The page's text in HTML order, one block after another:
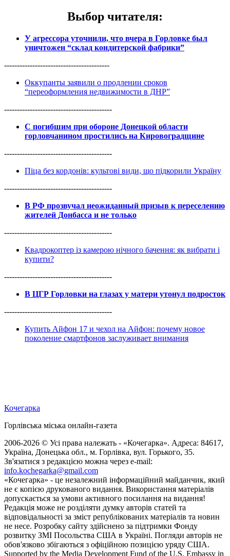
Выбор читателя:
У агрессора уточнили, что вчера в Горловке был
уничтожен “склад кондитерской фабрики”
-----------------------------------------
Оккупанты заявили о продлении сроков
“переоформления недвижимости в ДНР”
------------------------------------------
С погибшим при обороне Донецкой области
горловчанином простились на Кировоградщине
------------------------------------------
Піца без кордонів: культові види, що підкорили Україну
------------------------------------------
В РФ прозвучал неожиданный призыв к переселению
жителей Донбасса и не только
------------------------------------------
Квадрокоптер із камерою нічного бачення: як вибрати і
купити?
------------------------------------------
В ЦГР Горловки на глазах у матери утонул подросток
------------------------------------------
Купить Айфон 17 и чехол на Айфон: почему новое
поколение смартфонов заслуживает внимания
Кочегарка
Горлівська міська онлайн-газета
2006-2026 © Усі права належать - «Кочегарка». Адреса: 84617,
Україна, Донецька обл., м. Горлівка, вул. Горького, 35.
Зв'язатися з редакцією можна через e-mail:
info.kochegarka@gmail.com
«Кочегарка» - це незалежний інформаційний майданчик, який
не є копією друкованого видання. Використання матеріалів
допускається за умови активного посилання на видання!
Редакція може не розділяти думку авторів статей та
відповідальності за зміст републікованих матеріалів та новин
не несе. Розробку сайту здійснено за підтримки Фонду
розвитку ЗМІ Посольства США в Україні. Погляди авторів не
обов'язково збігаються з офіційною позицією уряду США.
Supported by the Media Development Fund of the U.S. Embassy in